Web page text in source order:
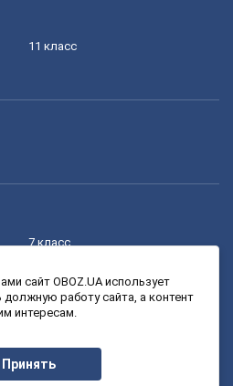
11 класс
7 класс
9 класс
сайт OBOZ.UA использует
работу сайта, а контент
интересам.
Принять